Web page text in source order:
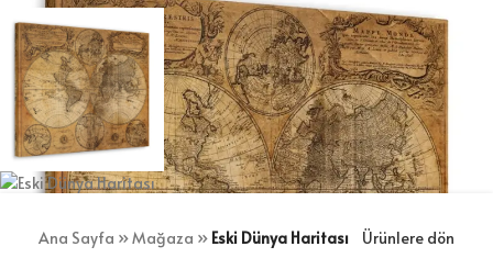
Ana Sayfa »Mağaza » Eski Dünya Haritası Ürünlere dön